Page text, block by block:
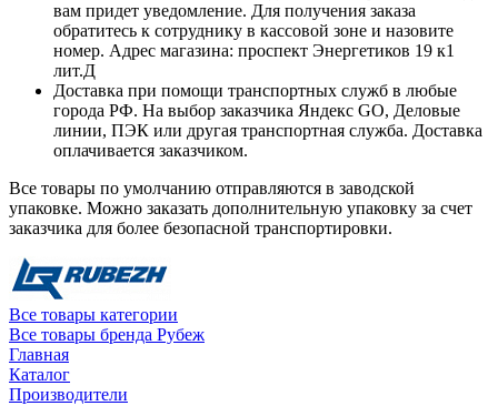
вам придет уведомление. Для получения заказа
обратитесь к сотруднику в кассовой зоне и назовите
номер. Адрес магазина: проспект Энергетиков 19 к1
лит.Д
Доставка при помощи транспортных служб в любые
города РФ. На выбор заказчика Яндекс GO, Деловые
линии, ПЭК или другая транспортная служба. Доставка
оплачивается заказчиком.
Все товары по умолчанию отправляются в заводской
упаковке. Можно заказать дополнительную упаковку за счет
заказчика для более безопасной транспортировки.
Все товары категории
Все товары бренда Рубеж
Главная
Каталог
Производители